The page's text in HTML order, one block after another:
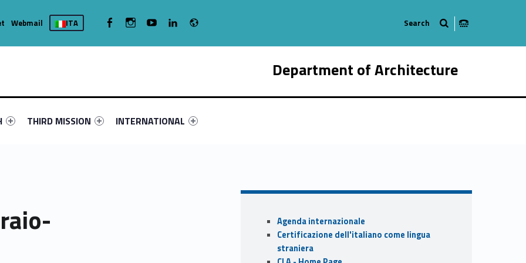
Department of Architecture
35658-4
#link-menu-primary-42097-16
Link identifier #link-menu-primary-60742-19
THIRD MISSION
Link identifier #link-menu-primary-9880-21
INTERNATIONAL
Webmail ITA WebMan on FacebookWebMan on InstagramWebMan on YoutubeWebMan on Linkedin
Sidebar
Agenda internazionale
Certificazione dell'italiano come lingua
straniera